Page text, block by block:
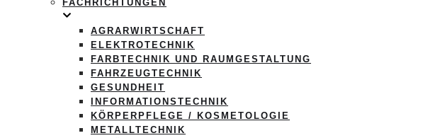
FACHRICHTUNGEN
AGRARWIRTSCHAFT
ELEKTROTECHNIK
FARBTECHNIK UND RAUMGESTALTUNG
FAHRZEUGTECHNIK
GESUNDHEIT
INFORMATIONSTECHNIK
KÖRPERPFLEGE / KOSMETOLOGIE
METALLTECHNIK